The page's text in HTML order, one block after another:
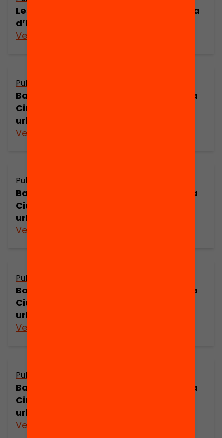
Les Ciències Socials a la primera etapa
d’EGB (part 2)
Veure’n més
Publicació
Barcelona a principis del segle XVIII: La
Ciutadella i els canvis de l’estructura
urbana (part 7)
Veure’n més
Publicació
Barcelona a principis del segle XVIII: La
Ciutadella i els canvis de l’estructura
urbana (part 6)
Veure’n més
Publicació
Barcelona a principis del segle XVIII: La
Ciutadella i els canvis de l’estructura
urbana (part 5)
Veure’n més
Publicació
Barcelona a principis del segle XVIII: La
Ciutadella i els canvis de l’estructura
urbana (part 4)
Veure’n més